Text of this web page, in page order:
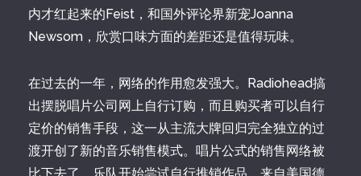
内才红起来的Feist，和国外评论界新宠Joanna
Newsom，欣赏口味方面的差距还是值得玩味。
在过去的一年，网络的作用愈发强大。Radiohead搞
出摆脱唱片公司网上自行订购，而且购买者可以自行
定价的销售手段，这一从主流大牌回归完全独立的过
渡开创了新的音乐销售模式。唱片公式的销售网络被